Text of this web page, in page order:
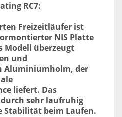
RC7:
Freizeitläufer ist
NIS Platte
Modell überzeugt
und
Aluminiumholm, der
liefert. Das
sehr laufruhig
Stabilität beim Laufen.